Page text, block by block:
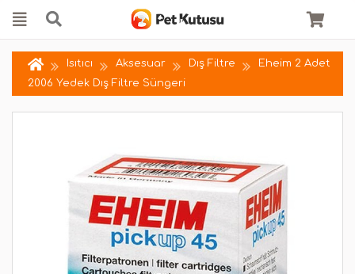
Isıtıcı Aksesuar Dış Filtre
Eheim 2 Adet
2006 Yedek Dış Filtre Süngeri